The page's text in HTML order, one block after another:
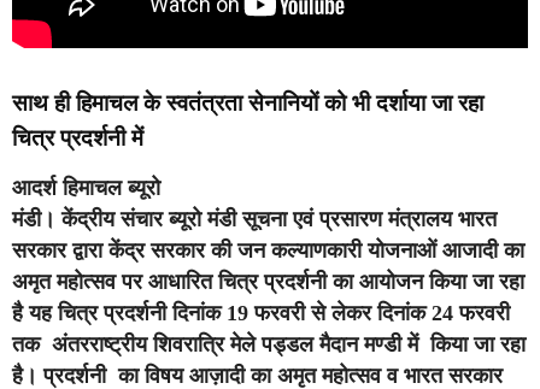
साथ ही हिमाचल के स्वतंत्रता सेनानियों को भी दर्शाया जा रहा
चित्र प्रदर्शनी में
आदर्श हिमाचल ब्यूरो
मंडी। केंद्रीय संचार ब्यूरो मंडी सूचना एवं प्रसारण मंत्रालय भारत
सरकार द्वारा केंद्र सरकार की जन कल्याणकारी योजनाओं आजादी का
अमृत महोत्सव पर आधारित चित्र प्रदर्शनी का आयोजन किया जा रहा
है यह चित्र प्रदर्शनी दिनांक 19 फरवरी से लेकर दिनांक 24 फरवरी
तक अंतरराष्ट्रीय शिवरात्रि मेले पड्डल मैदान मण्डी में किया जा रहा
है। प्रदर्शनी का विषय आज़ादी का अमृत महोत्सव व भारत सरकार